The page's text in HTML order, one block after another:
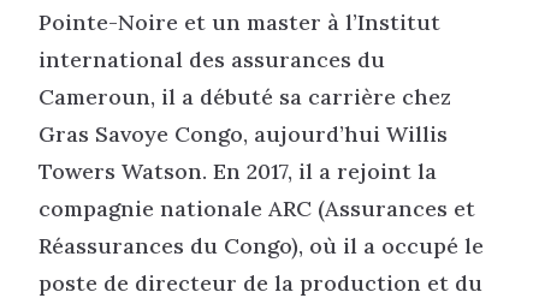
Pointe-Noire et un master à l’Institut
international des assurances du
Cameroun, il a débuté sa carrière chez
Gras Savoye Congo, aujourd’hui Willis
Towers Watson. En 2017, il a rejoint la
compagnie nationale ARC (Assurances et
Réassurances du Congo), où il a occupé le
poste de directeur de la production et du